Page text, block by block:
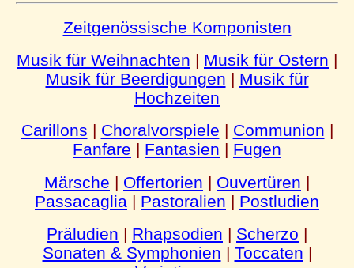
Zeitgenössische Komponisten
Musik für Weihnachten | Musik für Ostern |
Musik für Beerdigungen | Musik für
Hochzeiten
Carillons | Choralvorspiele | Communion |
Fanfare | Fantasien | Fugen
Märsche | Offertorien | Ouvertüren |
Passacaglia | Pastoralien | Postludien
Präludien | Rhapsodien | Scherzo |
Sonaten & Symphonien | Toccaten |